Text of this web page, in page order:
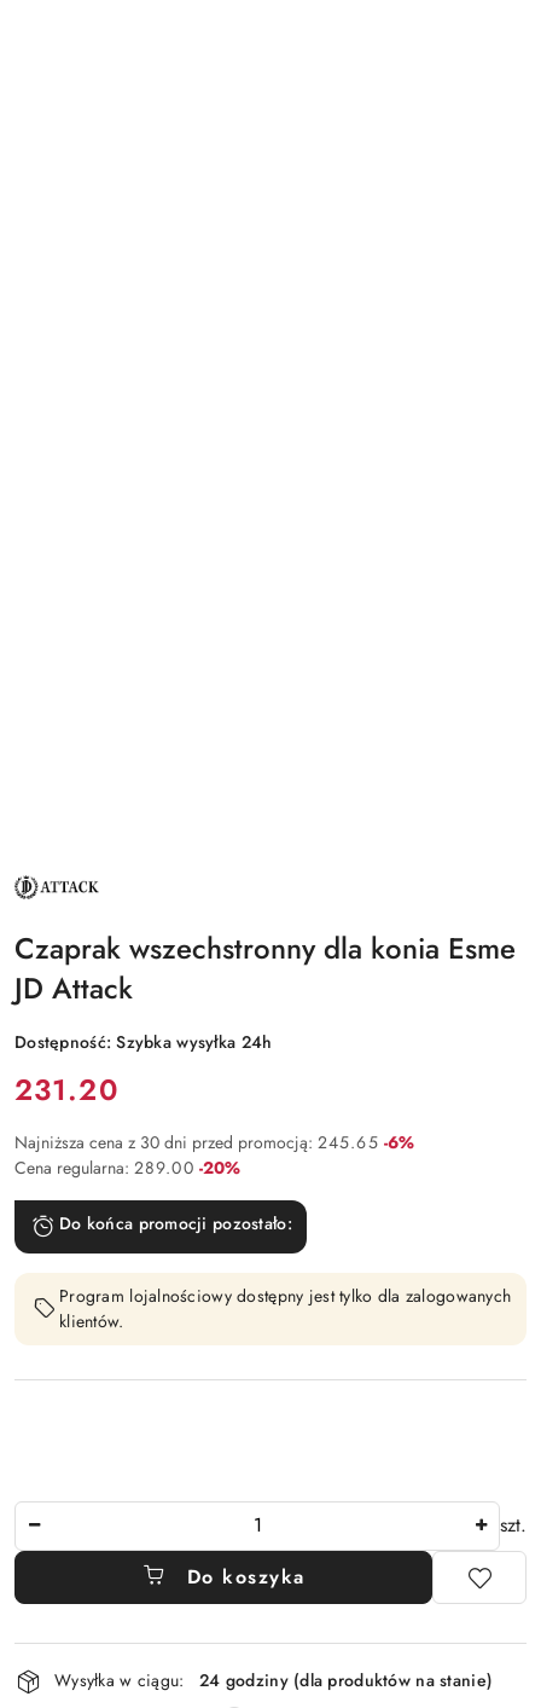
NAZWA
PRODUCENTA:
Czaprak wszechstronny dla konia Esme
JD Attack
Dostępność:Szybka wysyłka 24h
Cena:
231.20
Najniższa cena z 30 dni przed promocją: 245.65 Rabat:
-6%
Cena regularna: 289.00 Rabat:
-20%
Do końca promocji pozostało:
Program lojalnościowy dostępny jest tylko dla zalogowanych
klientów.
szt.
Do koszyka
Dostępność
i
Wysyłka w ciągu:
24 godziny (dla produktów na stanie)